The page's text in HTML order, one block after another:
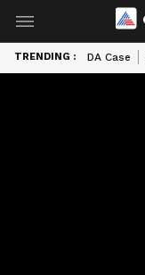
TRENDING : DA Case